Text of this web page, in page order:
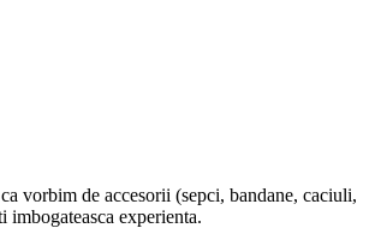
vorbim de accesorii (sepci, bandane, caciuli,
imbogateasca experienta.